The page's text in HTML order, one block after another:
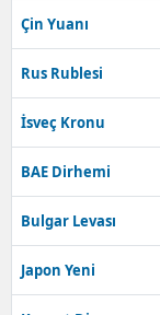
Çin Yuanı
Rus Rublesi
İsveç Kronu
BAE Dirhemi
Bulgar Levası
Japon Yeni